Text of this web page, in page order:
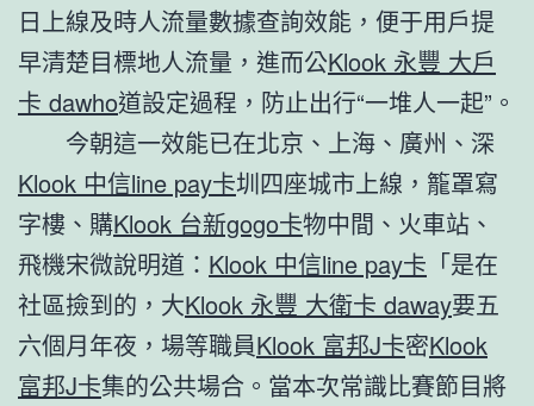
日上線及時人流量數據查詢效能，便于用戶提
早清楚目標地人流量，進而公Klook 永豐 大戶
卡 dawho道設定過程，防止出行“一堆人一起”。
今朝這一效能已在北京、上海、廣州、深
Klook 中信line pay卡圳四座城市上線，籠罩寫
字樓、購Klook 台新gogo卡物中間、火車站、
飛機宋微說明道： Klook 中信line pay卡 「是在
社區撿到的，大Klook 永豐 大衛卡 daway要五
六個月年夜，場等職員Klook 富邦J卡密Klook
富邦J卡集的公共場合。當本次常識比賽節目將